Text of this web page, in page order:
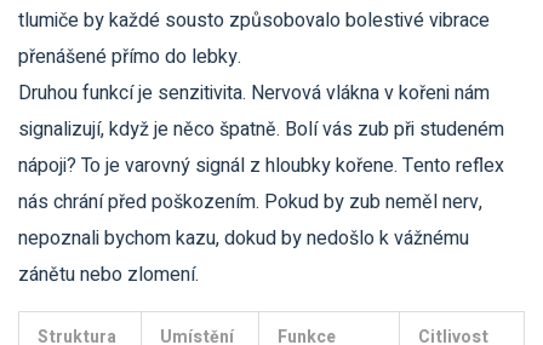
tlumiče by každé sousto způsobovalo bolestivé vibrace
přenášené přímo do lebky.
Druhou funkcí je senzitivita. Nervová vlákna v kořeni nám
signalizují, když je něco špatně. Bolí vás zub při studeném
nápoji? To je varovný signál z hloubky kořene. Tento reflex
nás chrání před poškozením. Pokud by zub neměl nerv,
nepoznali bychom kazu, dokud by nedošlo k vážnému
zánětu nebo zlomení.
Struktura Umístění Funkce Citlivost